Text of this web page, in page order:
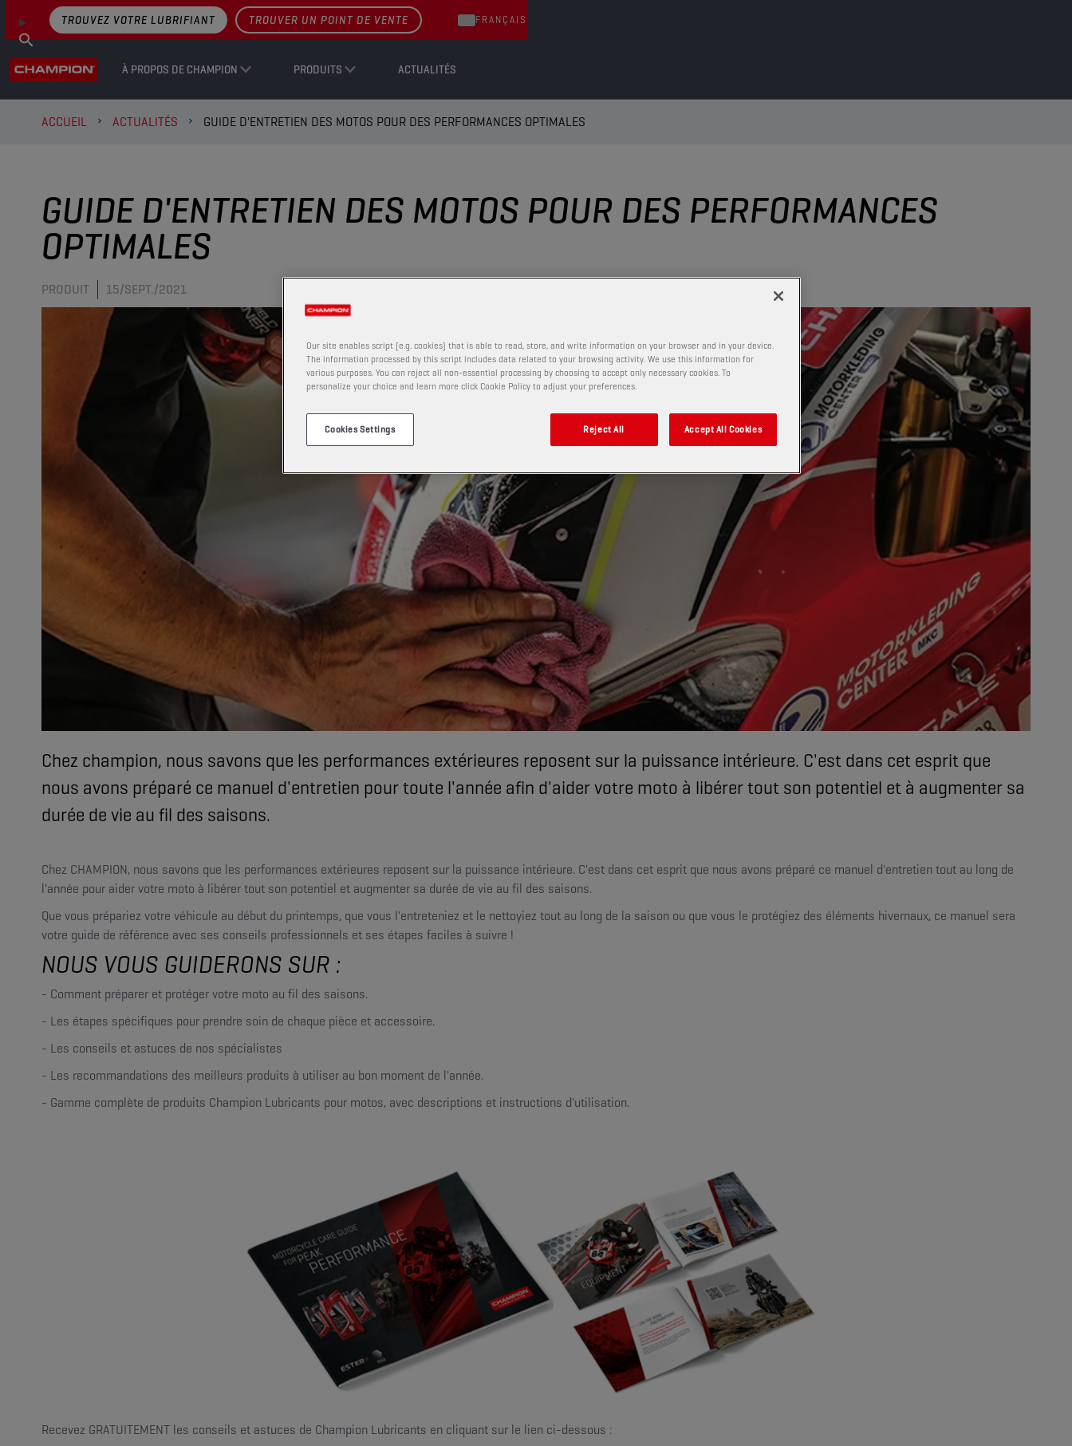
À PROPOS DE CHAMPION PRODUITS ACTUALITÉS
TROUVEZ VOTRE LUBRIFIANT TROUVER UN POINT DE VENTE FRANÇAIS
ACCUEIL ACTUALITÉS GUIDE D'ENTRETIEN DES MOTOS POUR DES PERFORMANCES OPTIMALES
GUIDE D'ENTRETIEN DES MOTOS POUR DES PERFORMANCES
OPTIMALES
PRODUIT 15/SEPT./2021
Chez champion, nous savons que les performances extérieures reposent sur la puissance intérieure. C'est dans cet esprit que
nous avons préparé ce manuel d'entretien pour toute l'année afin d'aider votre moto à libérer tout son potentiel et à augmenter sa
durée de vie au fil des saisons.
Chez CHAMPION, nous savons que les performances extérieures reposent sur la puissance intérieure. C'est dans cet esprit que nous avons préparé ce manuel d'entretien tout au long de
l'année pour aider votre moto à libérer tout son potentiel et augmenter sa durée de vie au fil des saisons.
Que vous prépariez votre véhicule au début du printemps, que vous l'entreteniez et le nettoyiez tout au long de la saison ou que vous le protégiez des éléments hivernaux, ce manuel sera
votre guide de référence avec ses conseils professionnels et ses étapes faciles à suivre !
NOUS VOUS GUIDERONS SUR :
- Comment préparer et protéger votre moto au fil des saisons.
- Les étapes spécifiques pour prendre soin de chaque pièce et accessoire.
- Les conseils et astuces de nos spécialistes
- Les recommandations des meilleurs produits à utiliser au bon moment de l'année.
- Gamme complète de produits Champion Lubricants pour motos, avec descriptions et instructions d'utilisation.
Recevez GRATUITEMENT les conseils et astuces de Champion Lubricants en cliquant sur le lien ci-dessous :
Our site enables script (e.g. cookies) that is able to read, store, and write information on your browser and in your device.
The information processed by this script includes data related to your browsing activity. We use this information for
various purposes. You can reject all non-essential processing by choosing to accept only necessary cookies. To
personalize your choice and learn more click Cookie Policy to adjust your preferences.
Cookies Settings Reject All Accept All Cookies